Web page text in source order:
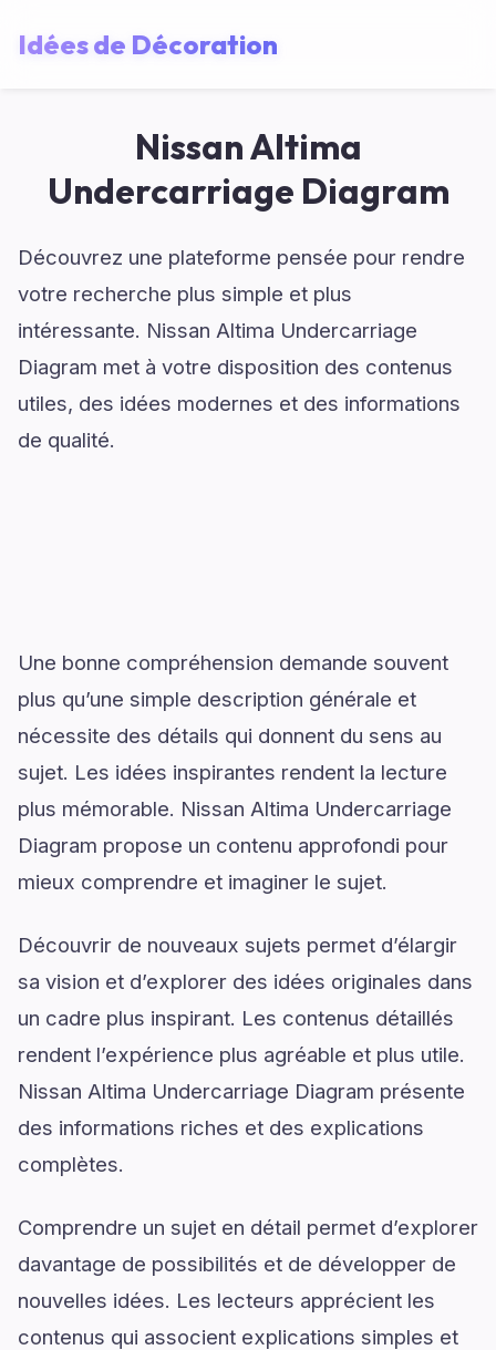
Idées de Décoration
Nissan Altima
Undercarriage Diagram
Découvrez une plateforme pensée pour rendre
votre recherche plus simple et plus
intéressante. Nissan Altima Undercarriage
Diagram met à votre disposition des contenus
utiles, des idées modernes et des informations
de qualité.
Une bonne compréhension demande souvent
plus qu’une simple description générale et
nécessite des détails qui donnent du sens au
sujet. Les idées inspirantes rendent la lecture
plus mémorable. Nissan Altima Undercarriage
Diagram propose un contenu approfondi pour
mieux comprendre et imaginer le sujet.
Découvrir de nouveaux sujets permet d’élargir
sa vision et d’explorer des idées originales dans
un cadre plus inspirant. Les contenus détaillés
rendent l’expérience plus agréable et plus utile.
Nissan Altima Undercarriage Diagram présente
des informations riches et des explications
complètes.
Comprendre un sujet en détail permet d’explorer
davantage de possibilités et de développer de
nouvelles idées. Les lecteurs apprécient les
contenus qui associent explications simples et